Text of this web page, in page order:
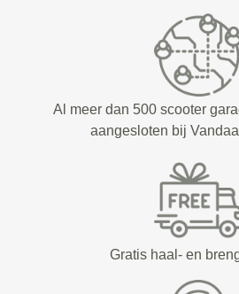
Al meer dan 500 scooter
aangesloten bij
Gratis haal- en